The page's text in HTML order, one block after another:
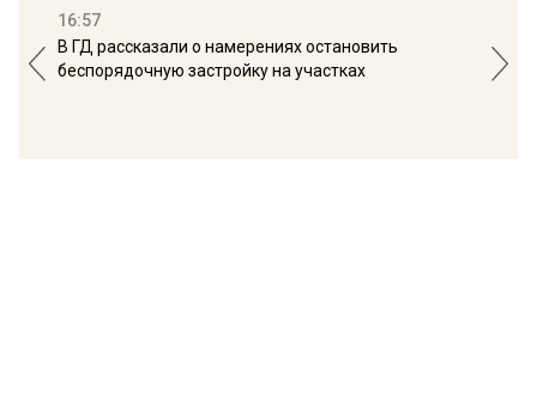
16:57
В ГД рассказали о намерениях остановить
беспорядочную застройку на участках